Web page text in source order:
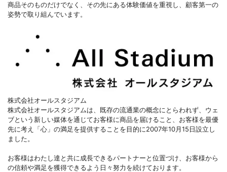
商品そのものだけでなく、その先にある体験価値を重視し、顧客第一の
姿勢で取り組んでいます。
株式会社オールスタジアム
株式会社オールスタジアムは、既存の流通業の概念にとらわれず、ウェ
ブという新しい媒体を通じてお客様に商品を届けること、お客様を最優
先に考え「心」の満足を提供することを目的に2007年10月15日設立し
ました。
お客様はわたし達と共に成長できるパートナーと位置づけ、お客様から
の信頼や満足を獲得できるよう日々努力を続けております。